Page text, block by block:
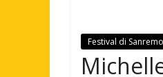
Festival di Sanremo